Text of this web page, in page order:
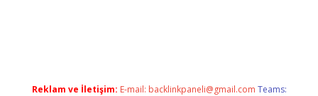
Reklam ve İletişim: E-mail: backlinkpaneli@gmail.com Teams: